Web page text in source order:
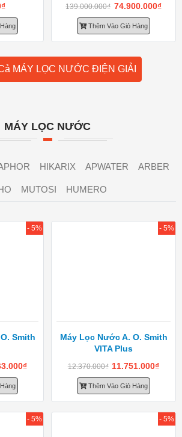
₫ 139.000.000₫ 74.900.000₫
Thêm Vào Giỏ Hàng
MÁY LỌC NƯỚC ĐIỆN GIẢI
MÁY LỌC NƯỚC
HIKARIX APWATER ARBER
MUTOSI HUMERO
Smith
₫
- 5%
Máy Lọc Nước A. O. Smith
VITA Plus
12.370.000₫ 11.751.000₫
Thêm Vào Giỏ Hàng
- 5%
- 5% - 5%